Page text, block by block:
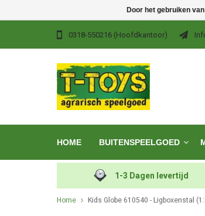
0318-550216 (hoofdkantoor)
HOME BUITENSPEELGOED
1-3 Dagen levertijd
Home Kids Globe 610540 - Ligboxenstal
Door het gebruiken